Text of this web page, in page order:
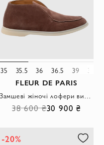
35 35.5 36 36.5 39 39.5
FLEUR DE PARIS
38 600 ₴30 900 ₴
-20%